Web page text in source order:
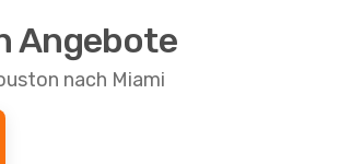
Angebote
nach Miami